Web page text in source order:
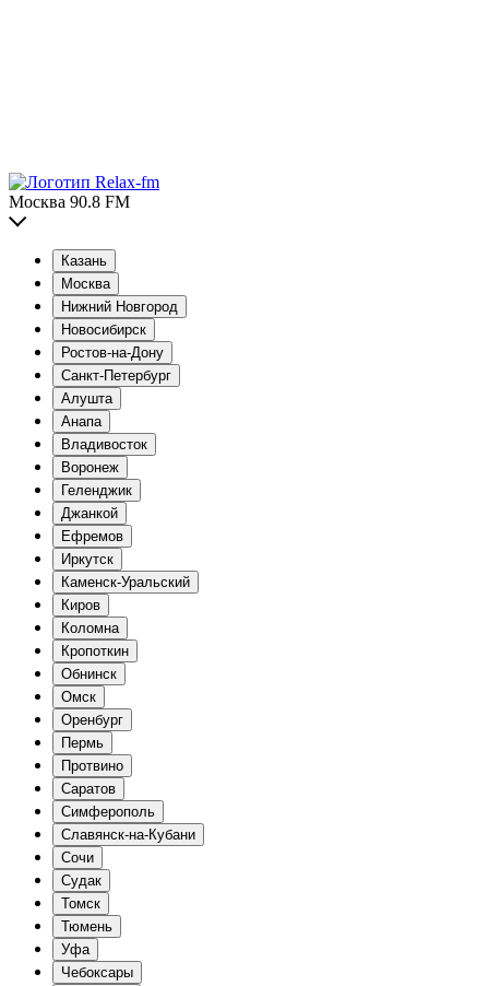
Москва 90.8 FM
Казань
Москва
Нижний Новгород
Новосибирск
Ростов-на-Дону
Санкт-Петербург
Алушта
Анапа
Владивосток
Воронеж
Геленджик
Джанкой
Ефремов
Иркутск
Каменск-Уральский
Киров
Коломна
Кропоткин
Обнинск
Омск
Оренбург
Пермь
Протвино
Саратов
Симферополь
Славянск-на-Кубани
Сочи
Судак
Томск
Тюмень
Уфа
Чебоксары